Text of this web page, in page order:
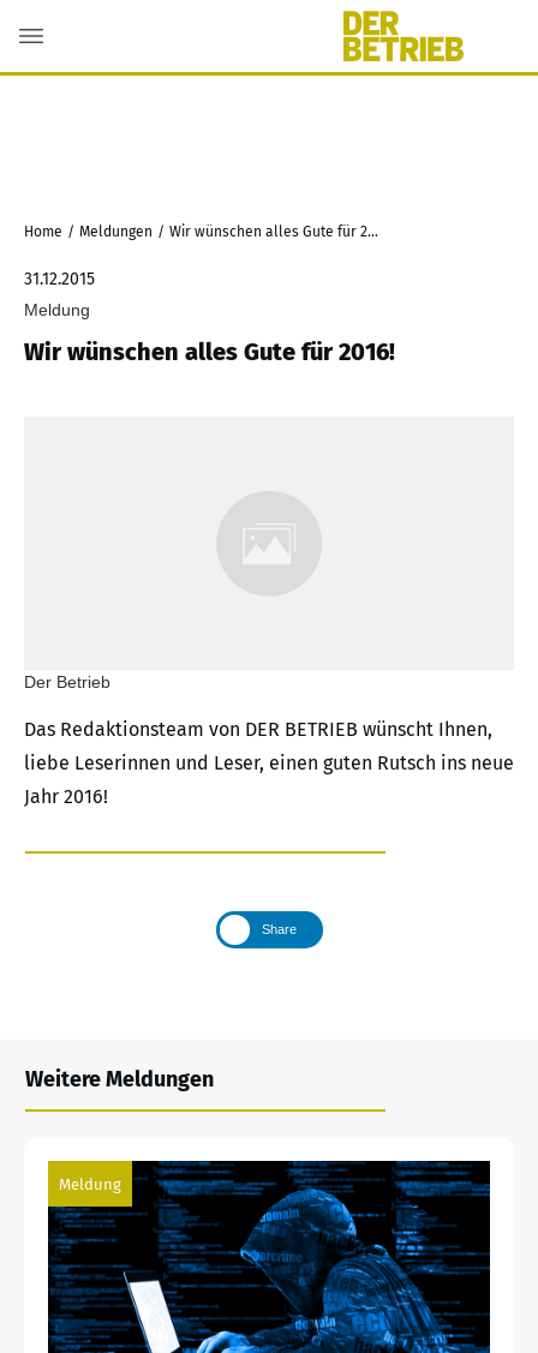
Home / Meldungen / Wir wünschen alles Gute für 2016!
31.12.2015
Meldung
Wir wünschen alles Gute für 2016!
Der Betrieb
Das Redaktionsteam von DER BETRIEB wünscht Ihnen,
liebe Leserinnen und Leser, einen guten Rutsch ins neue
Jahr 2016!
Share
Weitere Meldungen
Meldung